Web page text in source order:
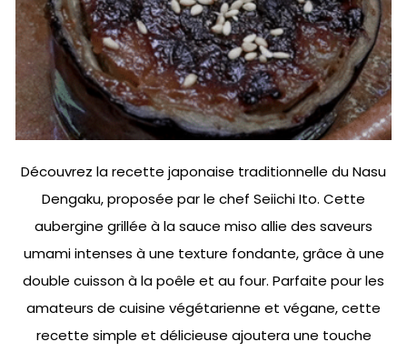
Découvrez la recette japonaise traditionnelle du Nasu
Dengaku, proposée par le chef Seiichi Ito. Cette
aubergine grillée à la sauce miso allie des saveurs
umami intenses à une texture fondante, grâce à une
double cuisson à la poêle et au four. Parfaite pour les
amateurs de cuisine végétarienne et végane, cette
recette simple et délicieuse ajoutera une touche